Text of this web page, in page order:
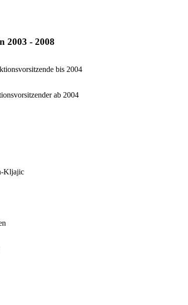
2003 - 2008
bis 2004
ab 2004
Kljajic